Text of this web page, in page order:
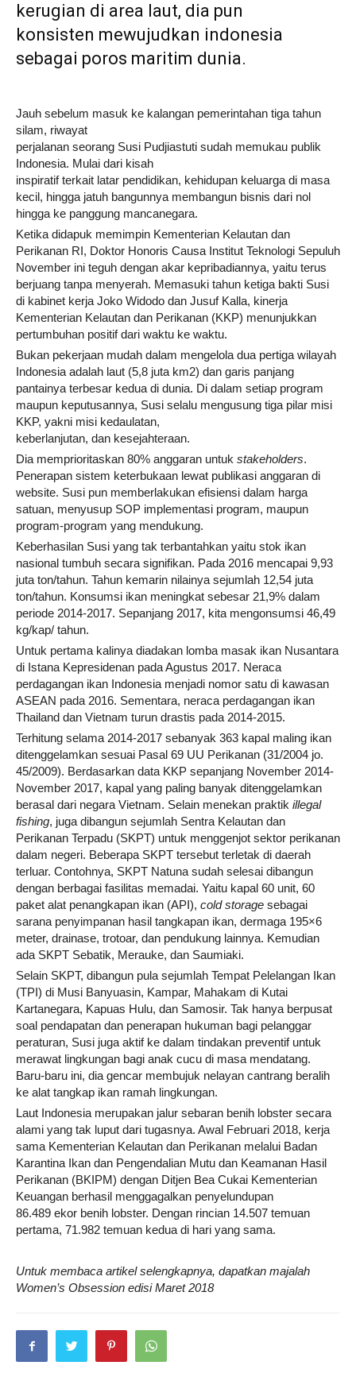
kerugian di area laut, dia pun
konsisten mewujudkan indonesia
sebagai poros maritim dunia.
Jauh sebelum masuk ke kalangan pemerintahan tiga tahun
silam, riwayat
perjalanan seorang Susi Pudjiastuti sudah memukau publik
Indonesia. Mulai dari kisah
inspiratif terkait latar pendidikan, kehidupan keluarga di masa
kecil, hingga jatuh bangunnya membangun bisnis dari nol
hingga ke panggung mancanegara.
Ketika didapuk memimpin Kementerian Kelautan dan
Perikanan RI, Doktor Honoris Causa Institut Teknologi Sepuluh
November ini teguh dengan akar kepribadiannya, yaitu terus
berjuang tanpa menyerah. Memasuki tahun ketiga bakti Susi
di kabinet kerja Joko Widodo dan Jusuf Kalla, kinerja
Kementerian Kelautan dan Perikanan (KKP) menunjukkan
pertumbuhan positif dari waktu ke waktu.
Bukan pekerjaan mudah dalam mengelola dua pertiga wilayah
Indonesia adalah laut (5,8 juta km2) dan garis panjang
pantainya terbesar kedua di dunia. Di dalam setiap program
maupun keputusannya, Susi selalu mengusung tiga pilar misi
KKP, yakni misi kedaulatan,
keberlanjutan, dan kesejahteraan.
Dia memprioritaskan 80% anggaran untuk stakeholders.
Penerapan sistem keterbukaan lewat publikasi anggaran di
website. Susi pun memberlakukan efisiensi dalam harga
satuan, menyusup SOP implementasi program, maupun
program-program yang mendukung.
Keberhasilan Susi yang tak terbantahkan yaitu stok ikan
nasional tumbuh secara signifikan. Pada 2016 mencapai 9,93
juta ton/tahun. Tahun kemarin nilainya sejumlah 12,54 juta
ton/tahun. Konsumsi ikan meningkat sebesar 21,9% dalam
periode 2014-2017. Sepanjang 2017, kita mengonsumsi 46,49
kg/kap/ tahun.
Untuk pertama kalinya diadakan lomba masak ikan Nusantara
di Istana Kepresidenan pada Agustus 2017. Neraca
perdagangan ikan Indonesia menjadi nomor satu di kawasan
ASEAN pada 2016. Sementara, neraca perdagangan ikan
Thailand dan Vietnam turun drastis pada 2014-2015.
Terhitung selama 2014-2017 sebanyak 363 kapal maling ikan
ditenggelamkan sesuai Pasal 69 UU Perikanan (31/2004 jo.
45/2009). Berdasarkan data KKP sepanjang November 2014-
November 2017, kapal yang paling banyak ditenggelamkan
berasal dari negara Vietnam. Selain menekan praktik illegal
fishing, juga dibangun sejumlah Sentra Kelautan dan
Perikanan Terpadu (SKPT) untuk menggenjot sektor perikanan
dalam negeri. Beberapa SKPT tersebut terletak di daerah
terluar. Contohnya, SKPT Natuna sudah selesai dibangun
dengan berbagai fasilitas memadai. Yaitu kapal 60 unit, 60
paket alat penangkapan ikan (API), cold storage sebagai
sarana penyimpanan hasil tangkapan ikan, dermaga 195×6
meter, drainase, trotoar, dan pendukung lainnya. Kemudian
ada SKPT Sebatik, Merauke, dan Saumiaki.
Selain SKPT, dibangun pula sejumlah Tempat Pelelangan Ikan
(TPI) di Musi Banyuasin, Kampar, Mahakam di Kutai
Kartanegara, Kapuas Hulu, dan Samosir. Tak hanya berpusat
soal pendapatan dan penerapan hukuman bagi pelanggar
peraturan, Susi juga aktif ke dalam tindakan preventif untuk
merawat lingkungan bagi anak cucu di masa mendatang.
Baru-baru ini, dia gencar membujuk nelayan cantrang beralih
ke alat tangkap ikan ramah lingkungan.
Laut Indonesia merupakan jalur sebaran benih lobster secara
alami yang tak luput dari tugasnya. Awal Februari 2018, kerja
sama Kementerian Kelautan dan Perikanan melalui Badan
Karantina Ikan dan Pengendalian Mutu dan Keamanan Hasil
Perikanan (BKIPM) dengan Ditjen Bea Cukai Kementerian
Keuangan berhasil menggagalkan penyelundupan
86.489 ekor benih lobster. Dengan rincian 14.507 temuan
pertama, 71.982 temuan kedua di hari yang sama.
Untuk membaca artikel selengkapnya, dapatkan majalah
Women’s Obsession edisi Maret 2018